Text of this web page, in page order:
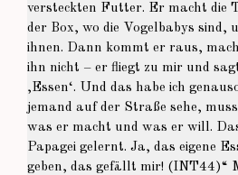
versteckten Futter. Er macht die
der Box, wo die Vogelbabys sind,
ihnen. Dann kommt er raus,
ihn nicht – er fliegt zu mir und
‚Essen‘. Und das habe ich
jemand auf der Straße sehe,
was er macht und was er will.
Papagei gelernt. Ja, das eigene
geben, das gefällt mir! (INT44)“